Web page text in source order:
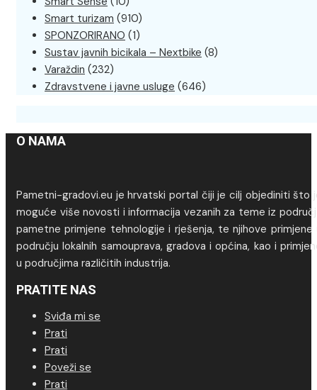
Smart turizam (910)
SPONZORIRANO (1)
Sustav javnih bicikala – Nextbike (8)
Varaždin (232)
Zdravstvene i javne usluge (646)
O NAMA
Pametni-gradovi.eu je hrvatski portal čiji je cilj objediniti što
moguće više novosti i informacija vezanih za teme iz
pametne primjene tehnologije i rješenja, te njihove primjene
području lokalnih samouprava, gradova i općina, kao i
u područjima različitih industrija.
PRATITE NAS
Sviđa mi se
Prati
Prati
Poveži se
Prati